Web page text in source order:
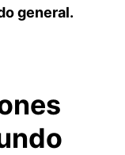
general.